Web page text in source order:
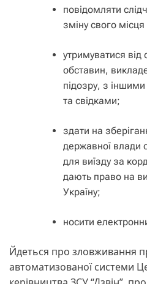
повідомляти
зміну свого
⁠утримуватися від
обставин,
підозру, з
та свідками;
здати на
державної влади
для виїзду за
дають право на
Україну;
носити
Йдеться про зловживання
автоматизованої системи